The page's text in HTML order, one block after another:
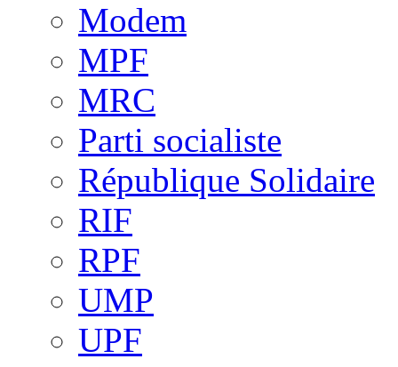
Modem
MPF
MRC
Parti socialiste
République Solidaire
RIF
RPF
UMP
UPF